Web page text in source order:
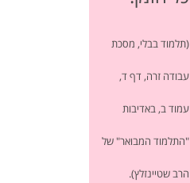
(תלמוד בבלי, מסכת
עבודה זרה, דף ד,
עמוד ב, באדיבות
"התלמוד המבואר" של
הרב שטיינזלץ).